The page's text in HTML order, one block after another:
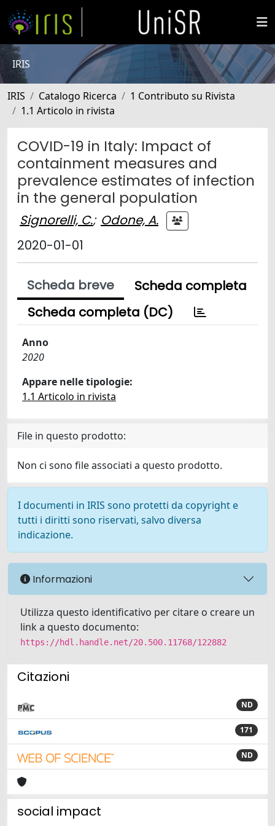
IRIS
IRIS Catalogo Ricerca
1 Contributo su Rivista
1.1 Articolo in rivista
COVID-19 in Italy: Impact of
containment measures and
prevalence estimates of infection
in the general population
Signorelli, C.; Odone, A.
2020-01-01
Scheda breve
Scheda completa
Scheda completa (DC)
Anno
2020
Appare nelle tipologie:
1.1 Articolo in rivista
File in questo prodotto:
Non ci sono file associati a questo prodotto.
I documenti in IRIS sono protetti da copyright e
tutti i diritti sono riservati, salvo diversa
indicazione.
Informazioni
Utilizza questo identificativo per citare o creare un
link a questo documento:
https://hdl.handle.net/20.500.11768/122882
Citazioni
ND
171
ND
social impact